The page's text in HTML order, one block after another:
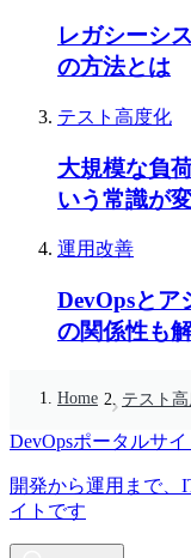
レガシーシ
の方法とは
テスト高度化
大規模な負
いう常識が
運用改善
DevOpsとア
の関係性も
Home テスト
DevOpsポータルサイ
開発から運用まで、
イトです